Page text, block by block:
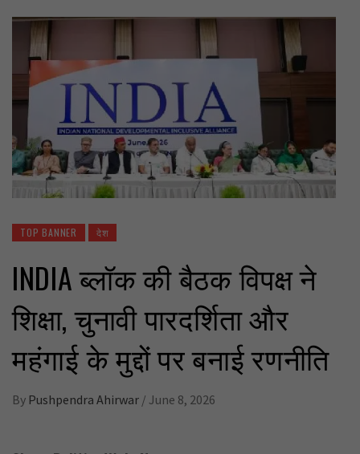
TOP BANNER देश
INDIA ब्लॉक की बैठक विपक्ष ने
शिक्षा, चुनावी पारदर्शिता और
महंगाई के मुद्दों पर बनाई रणनीति
By Pushpendra Ahirwar / June 8, 2026